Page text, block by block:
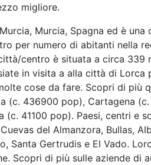
migliore.
Murcia, Spagna ed è una
per numero di abitanti nella
centro è situata a circa 339
in visita a alla città di Lorca
cose da fare. Scopri di più
(c. 436900 pop), Cartagena
41100 pop). Paesi, centri e
del Almanzora, Bullas,
Santa Gertrudis e El Vado.
Scopri di più sulle aziende di